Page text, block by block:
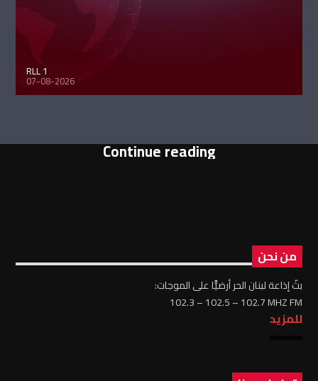
RLL 1
07-08-2026
Continue reading
من نحن
بثّ إذاعة لبنان الحر أرضيًّا على الموجات:
102.3 – 102.5 – 102.7 MHZ FM
للمزيد